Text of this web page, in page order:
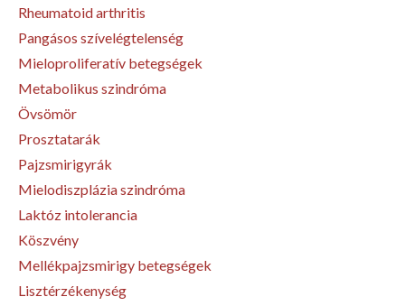
Rheumatoid arthritis
Pangásos szívelégtelenség
Mieloproliferatív betegségek
Metabolikus szindróma
Övsömör
Prosztatarák
Pajzsmirigyrák
Mielodiszplázia szindróma
Laktóz intolerancia
Köszvény
Mellékpajzsmirigy betegségek
Lisztérzékenység